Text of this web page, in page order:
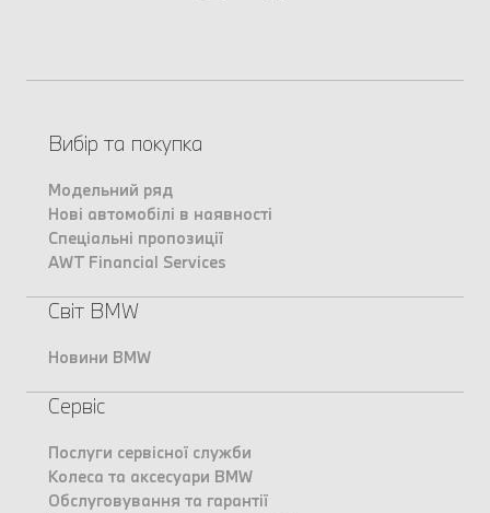
Вибір та покупка
Модельний ряд
Нові автомобілі в наявності
Спеціальні пропозиції
AWT Financial Services
Світ BMW
Новини BMW
Сервіс
Послуги сервісної служби
Колеса та аксесуари BMW
Обслуговування та гарантії